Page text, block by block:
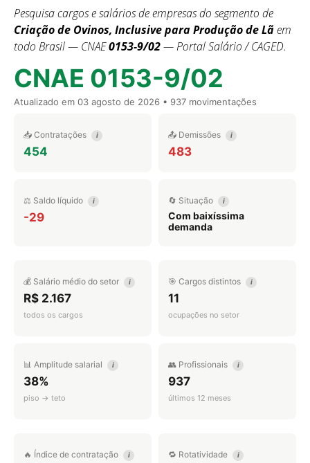
Pesquisa cargos e salários de empresas do segmento de
Criação de Ovinos, Inclusive para Produção de Lãem
todo Brasil — CNAE0153-9/02— Portal Salário / CAGED.
CNAE 0153-9/02
Atualizado em 03 agosto de 2026 • 937 movimentações
📥 Contratações i
454
📤 Demissões i
483
⚖️ Saldo líquido i
-29
🔄 Situação i
Com baixíssima
demanda
💰 Salário médio do setor i
R$ 2.167
todos os cargos
🎯 Cargos distintos i
11
ocupações no setor
📊 Amplitude salarial i
38%
piso → teto
👥 Profissionais i
937
últimos 12 meses
🔥 Índice de contratação i 🔁 Rotatividade i